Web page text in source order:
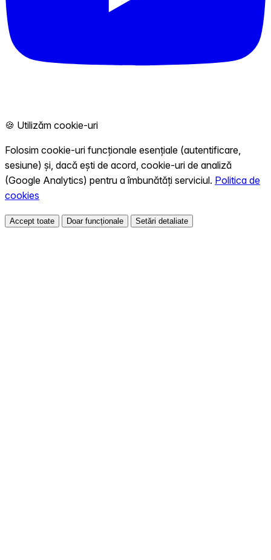
🍪 Utilizăm cookie-uri
Folosim cookie-uri funcționale esențiale (autentificare,
sesiune) și, dacă ești de acord, cookie-uri de analiză
(Google Analytics) pentru a îmbunătăți serviciul. Politica de
cookies
Accept toate Doar funcționale Setări detaliate